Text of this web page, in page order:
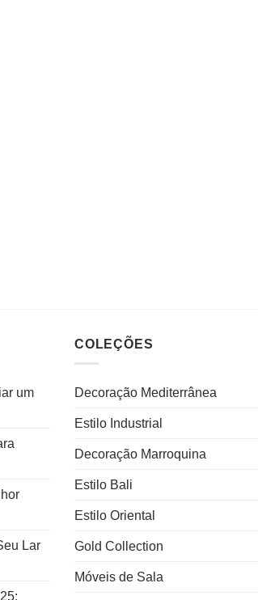
um
Lar
COLEÇÕES
Decoração Mediterrânea
Estilo Industrial
Decoração Marroquina
Estilo Bali
Estilo Oriental
Gold Collection
Móveis de Sala